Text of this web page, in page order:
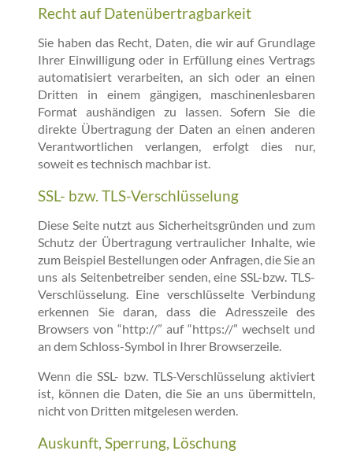
Recht auf Datenübertragbarkeit
Sie haben das Recht, Daten, die wir auf Grundlage
Ihrer Einwilligung oder in Erfüllung eines Vertrags
automatisiert verarbeiten, an sich oder an einen
Dritten in einem gängigen, maschinenlesbaren
Format aushändigen zu lassen. Sofern Sie die
direkte Übertragung der Daten an einen anderen
Verantwortlichen verlangen, erfolgt dies nur,
soweit es technisch machbar ist.
SSL- bzw. TLS-Verschlüsselung
Diese Seite nutzt aus Sicherheitsgründen und zum
Schutz der Übertragung vertraulicher Inhalte, wie
zum Beispiel Bestellungen oder Anfragen, die Sie an
uns als Seitenbetreiber senden, eine SSL-bzw. TLS-
Verschlüsselung. Eine verschlüsselte Verbindung
erkennen Sie daran, dass die Adresszeile des
Browsers von “http://” auf “https://” wechselt und
an dem Schloss-Symbol in Ihrer Browserzeile.
Wenn die SSL- bzw. TLS-Verschlüsselung aktiviert
ist, können die Daten, die Sie an uns übermitteln,
nicht von Dritten mitgelesen werden.
Auskunft, Sperrung, Löschung